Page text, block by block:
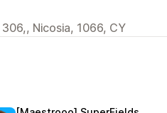
Nicosia, 1066, CY